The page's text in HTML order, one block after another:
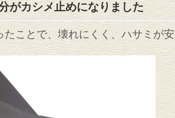
がカシメ止めになりました
たことで、壊れにくく、ハサミが